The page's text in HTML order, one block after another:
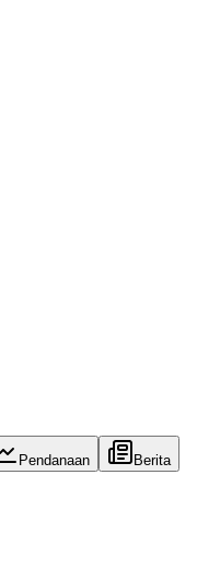
Pendanaan Berita